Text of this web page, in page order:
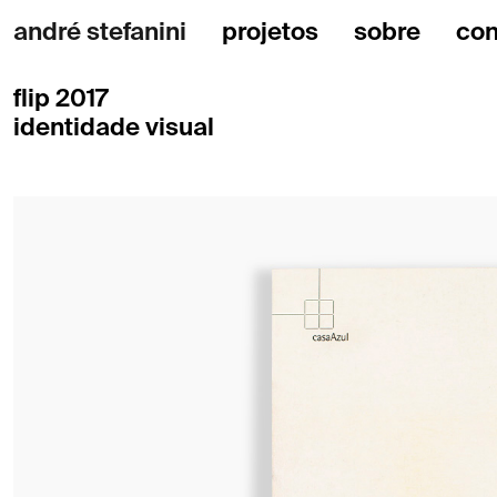
andré stefanini projetos sobre
flip 2017
identidade visual